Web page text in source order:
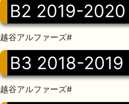
B2 2019-2020
越谷アルファーズ#
B3 2018-2019
越谷アルファーズ#